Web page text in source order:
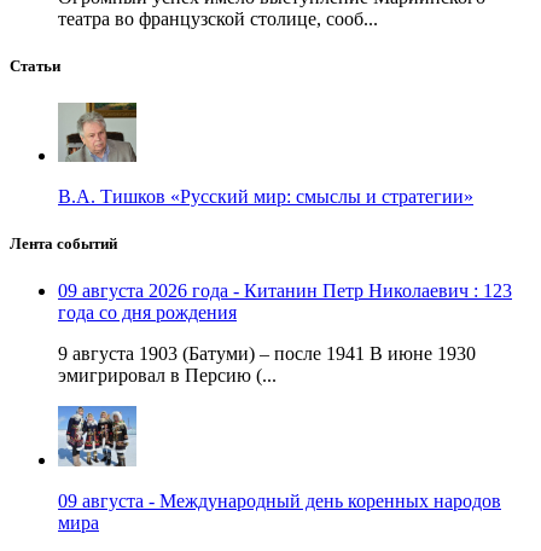
театра во французской столице, сооб...
Статьи
В.А. Тишков «Русский мир: смыслы и стратегии»
Лента событий
09 августа 2026 года - Китанин Петр Николаевич : 123
года со дня рождения
9 августа 1903 (Батуми) – после 1941 В июне 1930
эмигрировал в Персию (...
09 августа - Международный день коренных народов
мира